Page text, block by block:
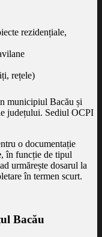
rezidențiale,
rețele)
municipiul Bacău și
județului. Sediul OCPI
o documentație
, în funcție de tipul
urmărește dosarul la
în termen scurt.
Bacău